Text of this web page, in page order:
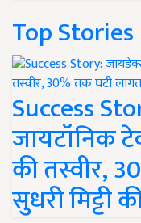
Top Stories
Success
जायटॉनिक
की तस्वीर,
सुधरी मिट्टी